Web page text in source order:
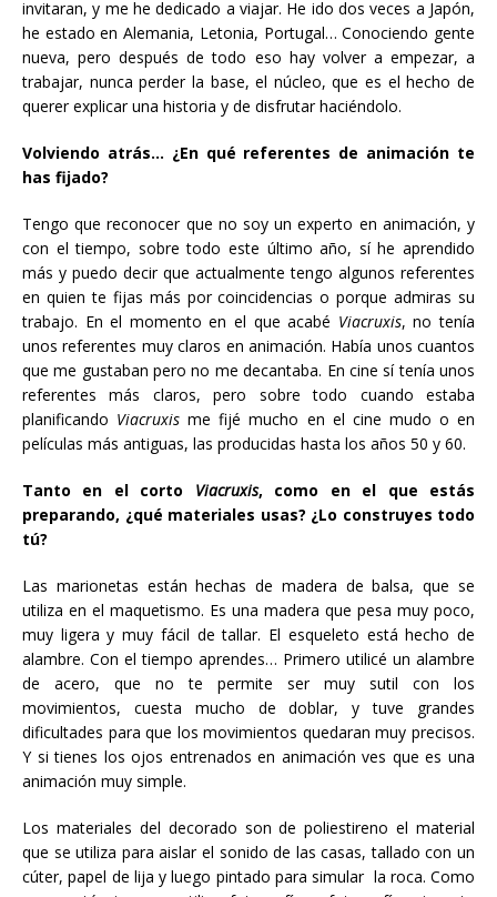
invitaran, y me he dedicado a viajar. He ido dos veces a Japón,
he estado en Alemania, Letonia, Portugal… Conociendo gente
nueva, pero después de todo eso hay volver a empezar, a
trabajar, nunca perder la base, el núcleo, que es el hecho de
querer explicar una historia y de disfrutar haciéndolo.
Volviendo atrás… ¿En qué referentes de animación te
has fijado?
Tengo que reconocer que no soy un experto en animación, y
con el tiempo, sobre todo este último año, sí he aprendido
más y puedo decir que actualmente tengo algunos referentes
en quien te fijas más por coincidencias o porque admiras su
trabajo. En el momento en el que acabé Viacruxis, no tenía
unos referentes muy claros en animación. Había unos cuantos
que me gustaban pero no me decantaba. En cine sí tenía unos
referentes más claros, pero sobre todo cuando estaba
planificando Viacruxis me fijé mucho en el cine mudo o en
películas más antiguas, las producidas hasta los años 50 y 60.
Tanto en el corto Viacruxis, como en el que estás
preparando, ¿qué materiales usas? ¿Lo construyes todo
tú?
Las marionetas están hechas de madera de balsa, que se
utiliza en el maquetismo. Es una madera que pesa muy poco,
muy ligera y muy fácil de tallar. El esqueleto está hecho de
alambre. Con el tiempo aprendes… Primero utilicé un alambre
de acero, que no te permite ser muy sutil con los
movimientos, cuesta mucho de doblar, y tuve grandes
dificultades para que los movimientos quedaran muy precisos.
Y si tienes los ojos entrenados en animación ves que es una
animación muy simple.
Los materiales del decorado son de poliestireno el material
que se utiliza para aislar el sonido de las casas, tallado con un
cúter, papel de lija y luego pintado para simular la roca. Como